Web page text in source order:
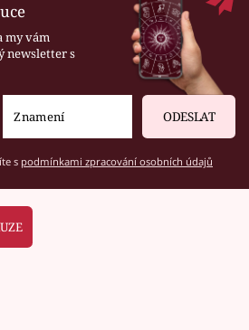
my vám
newsletter s
ODESLAT
s podmínkami zpracování osobních údajů